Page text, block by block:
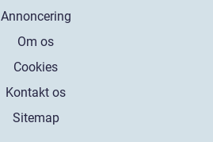
Annoncering
Om os
Cookies
Kontakt os
Sitemap